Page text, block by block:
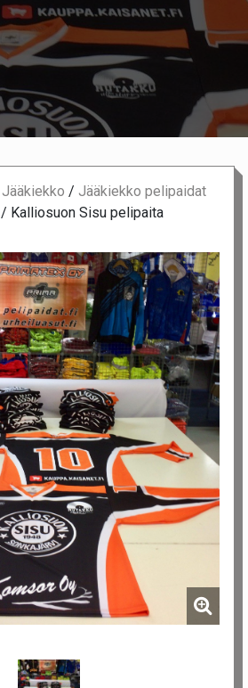
Jääkiekko / Jääkiekko pelipaidat
/ Kalliosuon Sisu pelipaita